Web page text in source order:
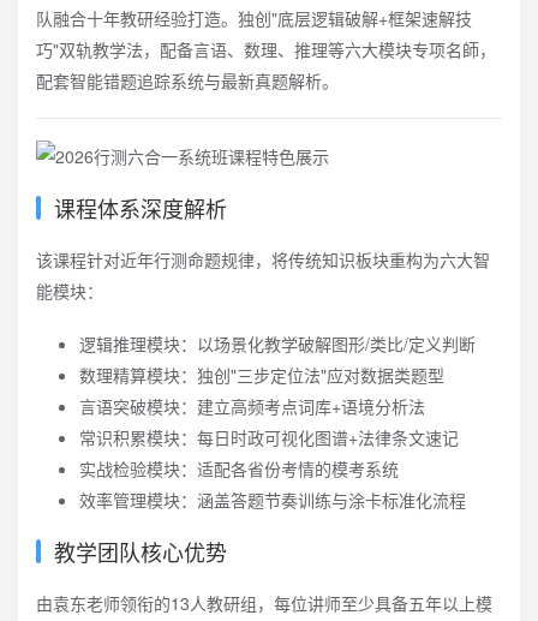
队融合十年教研经验打造。独创"底层逻辑破解+框架速解技
巧"双轨教学法，配备言语、数理、推理等六大模块专项名師，
配套智能错题追踪系统与最新真题解析。
课程体系深度解析
该课程针对近年行测命题规律，将传统知识板块重构为六大智
能模块：
逻辑推理模块：以场景化教学破解图形/类比/定义判断
数理精算模块：独创"三步定位法"应对数据类题型
言语突破模块：建立高频考点词库+语境分析法
常识积累模块：每日时政可视化图谱+法律条文速记
实战检验模块：适配各省份考情的模考系统
效率管理模块：涵盖答题节奏训练与涂卡标准化流程
教学团队核心优势
由袁东老师领衔的13人教研组，每位讲师至少具备五年以上模